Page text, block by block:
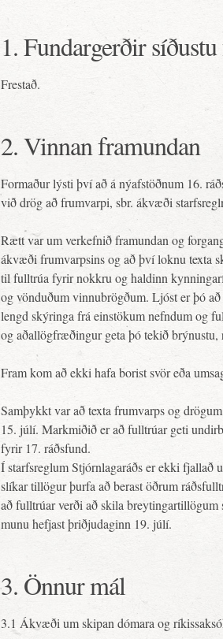
1. Fundargerðir
Frestað.
2. Vinnan framundan
Formaður lýsti því að á nýafstöðnum 16.
við drög að frumvarpi, sbr. ákvæði
Rætt var um verkefnið framundan og
ákvæði frumvarpsins og að því loknu texta
til fulltrúa fyrir nokkru og haldinn
og vönduðum vinnubrögðum. Ljóst er þó
lengd skýringa frá einstökum nefndum og
og aðallögfræðingur geta þó tekið
Fram kom að ekki hafa borist svör eða
Samþykkt var að texta frumvarps og
15. júlí. Markmiðið er að fulltrúar geti
fyrir 17. ráðsfund.
Í starfsreglum Stjórnlagaráðs er ekki fjallað
slíkar tillögur þurfa að berast öðrum
að fulltrúar verði að skila
munu hefjast þriðjudaginn 19. júlí.
3. Önnur mál
3.1 Ákvæði um skipan dómara og